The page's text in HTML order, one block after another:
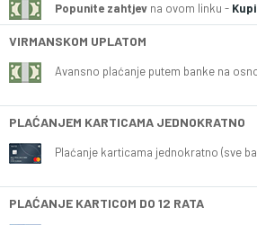
Popunite zahtjev na ovom linku -
VIRMANSKOM UPLATOM
Avansno plaćanje putem banke na
PLAĆANJEM KARTICAMA JEDNOKRATNO
Plaćanje karticama jednokratno (sve
PLAĆANJE KARTICOM DO 12 RATA